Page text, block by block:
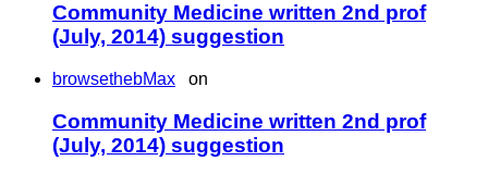
Community Medicine written 2nd prof
(July, 2014) suggestion
browsethebMax on
Community Medicine written 2nd prof
(July, 2014) suggestion